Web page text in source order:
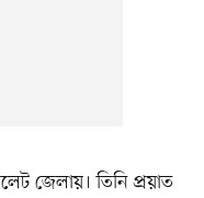
জেলায়। তিনি প্রয়াত